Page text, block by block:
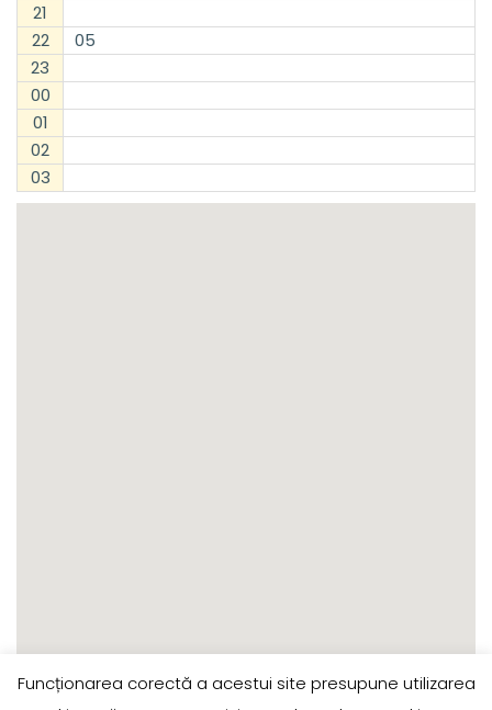
21
22
05
23
00
01
02
03
Funcționarea corectă a acestui site presupune utilizarea